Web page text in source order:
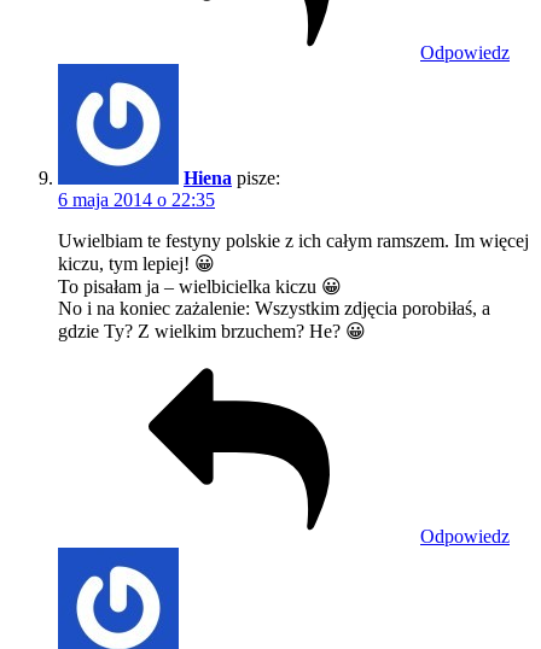
Odpowiedz
Hiena pisze:
6 maja 2014 o 22:35
Uwielbiam te festyny polskie z ich całym ramszem. Im więcej
kiczu, tym lepiej! 😀
To pisałam ja – wielbicielka kiczu 😀
No i na koniec zażalenie: Wszystkim zdjęcia porobiłaś, a
gdzie Ty? Z wielkim brzuchem? He? 😀
Odpowiedz